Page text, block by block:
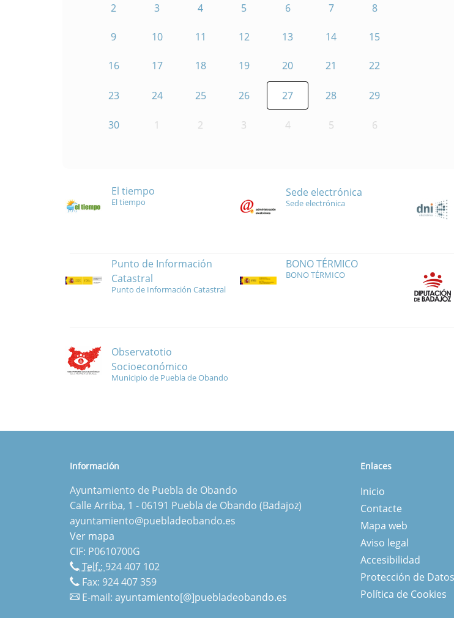
2 3 4 5 6 7 8
9 10 11 12 13 14 15
16 17 18 19 20 21 22
23 24 25 26 27 28 29
30 1 2 3 4 5 6
El tiempo
El tiempo
Sede electrónica
Sede electrónica
Punto de Información
Catastral
Punto de Información Catastral
BONO TÉRMICO
BONO TÉRMICO
Observatotio
Socioeconómico
Municipio de Puebla de Obando
Información
Ayuntamiento de Puebla de Obando
Calle Arriba, 1 - 06191 Puebla de Obando (Badajoz)
ayuntamiento@puebladeobando.es
Ver mapa
CIF: P0610700G
Telf.: 924 407 102
Fax: 924 407 359
E-mail: ayuntamiento[@]puebladeobando.es
Enlaces
Inicio
Contacte
Mapa web
Aviso legal
Accesibilidad
Protección de Datos
Política de Cookies